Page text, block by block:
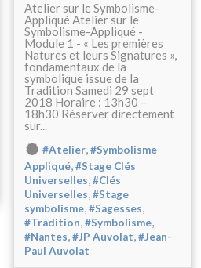
Atelier sur le Symbolisme-
Appliqué Atelier sur le
Symbolisme-Appliqué -
Module 1 - « Les premières
Natures et leurs Signatures »,
fondamentaux de la
symbolique issue de la
Tradition Samedi 29 sept
2018 Horaire : 13h30 –
18h30 Réserver directement
sur...
#Atelier,#Symbolisme
Appliqué,#Stage Clés
Universelles,#Clés
Universelles,#Stage
symbolisme,#Sagesses,
#Tradition,#Symbolisme,
#Nantes,#JP Auvolat,#Jean-
Paul Auvolat